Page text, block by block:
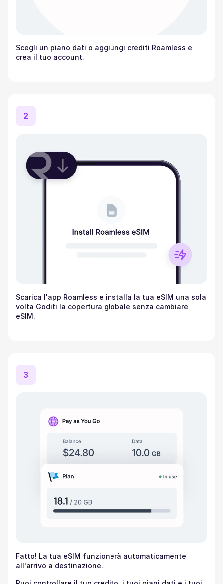
Scegli un piano dati o aggiungi crediti Roamless e
crea il tuo account.
2
Scarica l'app Roamless e installa la tua eSIM una sola
volta Goditi la copertura globale senza cambiare
eSIM.
3
Fatto! La tua eSIM funzionerà automaticamente
all'arrivo a destinazione.